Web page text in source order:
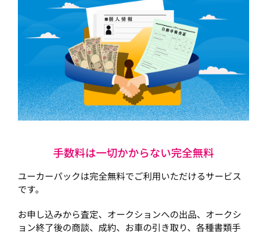
手数料は一切かからない完全無料
ユーカーパックは完全無料でご利用いただけるサービス
です。
お申し込みから査定、オークションへの出品、オークシ
ョン終了後の商談、成約、お車の引き取り、各種書類手